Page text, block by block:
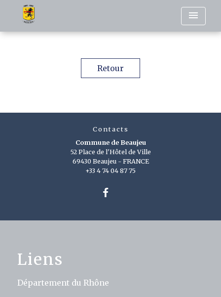
menu
Retour
Contacts
Commune de Beaujeu
52 Place de l'Hôtel de Ville
69430 Beaujeu - FRANCE
+33 4 74 04 87 75
Liens
Département du Rhône